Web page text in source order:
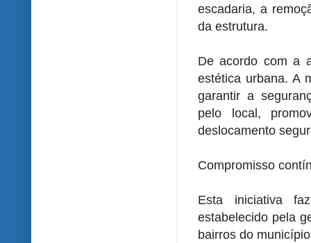
escadaria, a
da estrutura.
De acordo com a
estética urbana. A
garantir a
pelo local,
deslocamento
Compromisso
Esta iniciativa
estabelecido pela
bairros do